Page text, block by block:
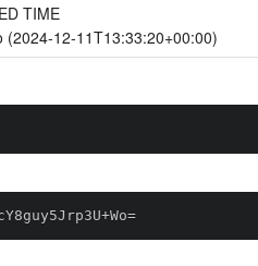
TIME
(2024-12-11T13:33:20+00:00)